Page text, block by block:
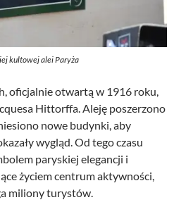
kultowej alei Paryża
oficjalnie otwartą w 1916 roku,
Hittorffa. Aleję poszerzono
nowe budynki, aby
wygląd. Od tego czasu
paryskiej elegancji i
życiem centrum aktywności,
miliony turystów.